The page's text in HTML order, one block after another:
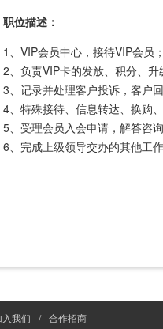
职位描述：
1、VIP会员中心，接待VIP会员
2、负责VIP卡的发放、积分、升
3、记录并处理客户投诉，客户
4、特殊接待、信息转达、换购
5、受理会员入会申请，解答咨
6、完成上级领导交办的其他工
入我们 / 合作招商